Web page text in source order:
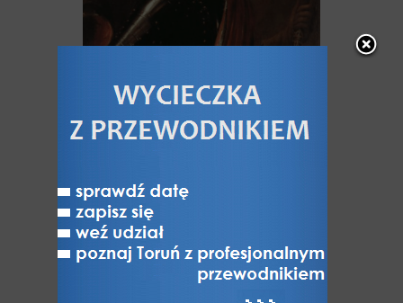
Szreniawa bez Krzyża (1616-1667),
marszałek wielki koronny i hetman
polny koronny, dowodził m.in.
oblężeniem Torunia, jeden
z najwybitniejszych dowódców